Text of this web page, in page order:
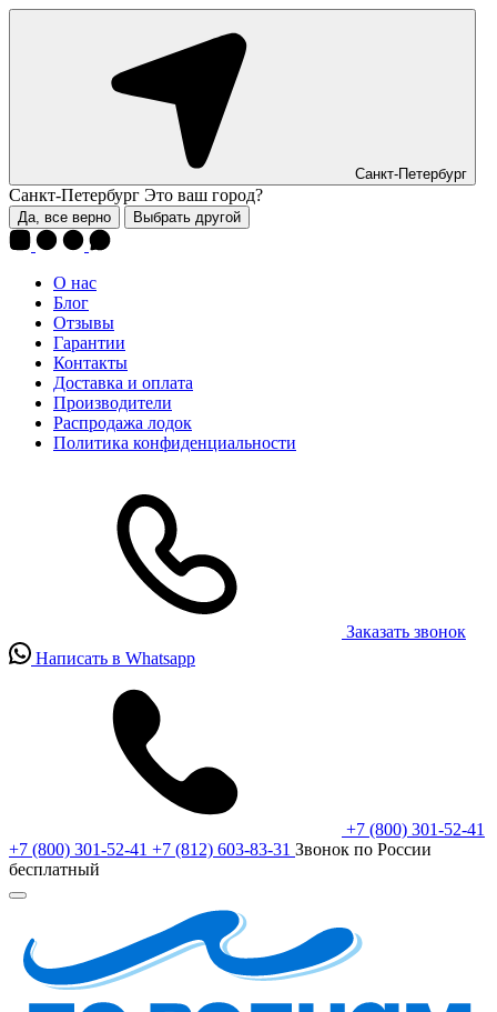
Санкт-Петербург
Санкт-Петербург Это ваш город?
Да, все верно Выбрать другой
О нас
Блог
Отзывы
Гарантии
Контакты
Доставка и оплата
Производители
Распродажа лодок
Политика конфиденциальности
Заказать звонок
Написать в Whatsapp
+7 (800) 301-52-41
+7 (800) 301-52-41 +7 (812) 603-83-31 Звонок по России
бесплатный